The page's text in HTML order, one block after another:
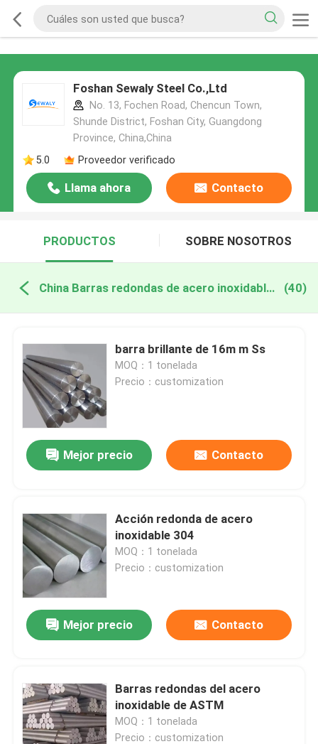
Foshan Sewaly Steel Co.,Ltd
No. 13, Fochen Road, Chencun Town,
Shunde District, Foshan City, Guangdong
Province, China,China
5.0
Proveedor verificado
Llama ahora Contacto
PRODUCTOS SOBRE NOSOTROS
China Barras redondas de acero inoxidables (40)
barra brillante de 16m m Ss
MOQ：1 tonelada
Precio：customization
Mejor precio Contacto
Acción redonda de acero
inoxidable 304
MOQ：1 tonelada
Precio：customization
Mejor precio Contacto
Barras redondas del acero
inoxidable de ASTM
MOQ：1 tonelada
Precio：customization